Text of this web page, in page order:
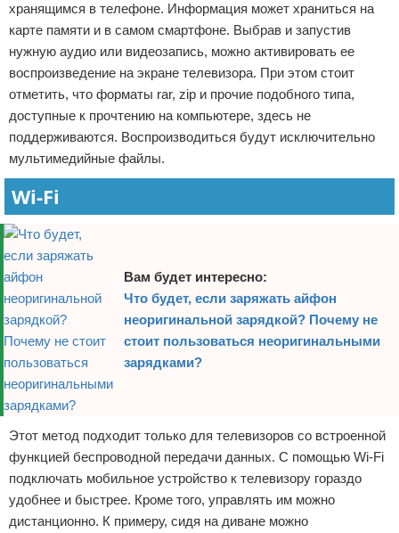
хранящимся в телефоне. Информация может храниться на
карте памяти и в самом смартфоне. Выбрав и запустив
нужную аудио или видеозапись, можно активировать ее
воспроизведение на экране телевизора. При этом стоит
отметить, что форматы rar, zip и прочие подобного типа,
доступные к прочтению на компьютере, здесь не
поддерживаются. Воспроизводиться будут исключительно
мультимедийные файлы.
Wi-Fi
Вам будет интересно:
Что будет, если заряжать айфон
неоригинальной зарядкой? Почему не
стоит пользоваться неоригинальными
зарядками?
Этот метод подходит только для телевизоров со встроенной
функцией беспроводной передачи данных. С помощью Wi-Fi
подключать мобильное устройство к телевизору гораздо
удобнее и быстрее. Кроме того, управлять им можно
дистанционно. К примеру, сидя на диване можно